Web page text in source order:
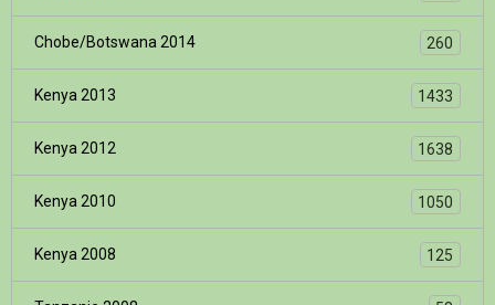
Chobe/Botswana 2014 260
Kenya 2013 1433
Kenya 2012 1638
Kenya 2010 1050
Kenya 2008 125